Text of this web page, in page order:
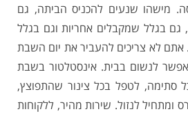
מישהו שנעים להכניס הביתה, גם
גם בגלל שמקבלים אחריות וגם בגלל
אתם לא צריכים להעביר את יום השבת
לנשום בבית. אינסטלטור בשבת
סתימה, לטפל בכל צינור שהתפוצץ,
ומתחיל לנזול. שירות מהיר, ללקוחות